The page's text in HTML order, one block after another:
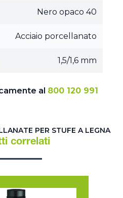
Nero opaco 40
Acciaio porcellanato
1,5/1,6 mm
al 800 120 991
PER STUFE A LEGNA
correlati